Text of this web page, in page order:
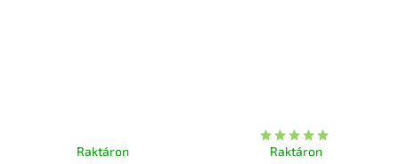
Raktáron Raktáron